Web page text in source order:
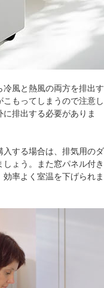
風と熱風の両方を排出す
もってしまうので注意し
排出する必要がありま
する場合は、排気用のダ
ょう。また窓パネル付き
率よく室温を下げられま